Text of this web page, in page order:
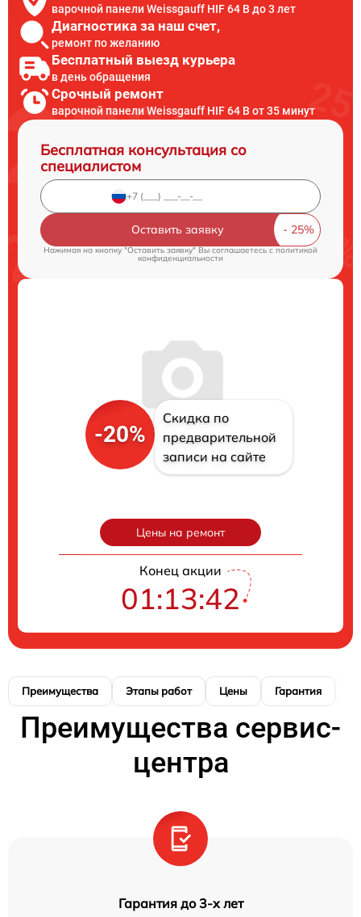
варочной панели Weissgauff HIF 64 B до 3 лет
Диагностика за наш счет,
ремонт по желанию
Бесплатный выезд курьера
в день обращения
Срочный ремонт
варочной панели Weissgauff HIF 64 B от 35 минут
Бесплатная консультация со
специалистом
Оставить заявку
Нажимая на кнопку "Оставить заявку" Вы соглашаетесь cполитикой
конфиденциальности
-20%
Скидка по
предварительной
записи на сайте
Цены на ремонт
Конец акции
01:13:41
Преимущества Этапы работ Цены Гарантия
Преимущества сервис-
центра
Гарантия до 3-х лет